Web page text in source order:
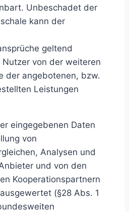
Unbeschadet der
kann der
geltend
von der weiteren
der angebotenen, bzw.
Leistungen
eingegebenen Daten
von
Analysen und
und von den
Kooperationspartnern
(§28 Abs. 1